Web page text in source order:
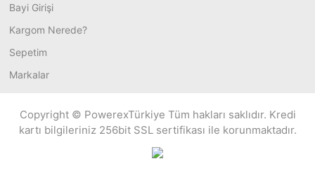
Bayi Girişi
Kargom Nerede?
Sepetim
Markalar
Copyright © PowerexTürkiye Tüm hakları saklıdır. Kredi
kartı bilgileriniz 256bit SSL sertifikası ile korunmaktadır.